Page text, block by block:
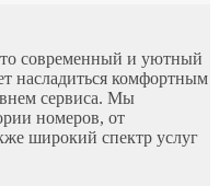
современный и уютный
насладиться комфортным
сервиса. Мы
номеров, от
широкий спектр услуг